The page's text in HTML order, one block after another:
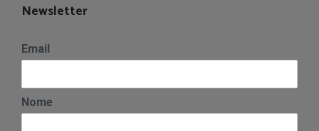
Newsletter
Email
Nome